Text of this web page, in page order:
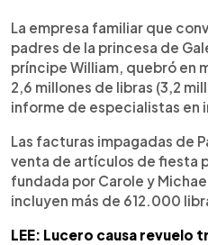
Escuchar artículo
La empresa familiar que
padres de la princesa de
príncipe William, quebró en
2,6 millones de libras (3,2
informe de especialistas en
Las facturas impagadas de
venta de artículos de fiesta
fundada por Carole y
incluyen más de 612.000
LEE: Lucero causa revuelo